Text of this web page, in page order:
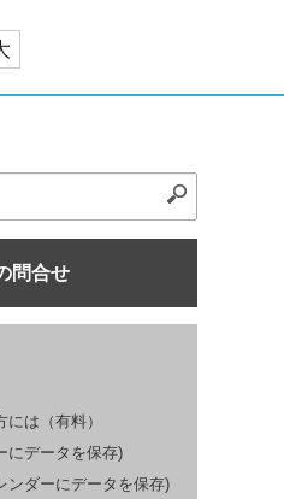
問合せ
は（有料）
にデータを保存)
ーにデータを保存)